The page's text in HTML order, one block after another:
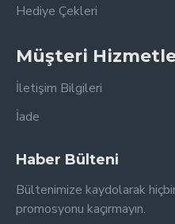
Hediye Çekleri
Müşteri
İletişim Bilgileri
İade
Haber Bülteni
Bültenimize kaydolarak
promosyonu kaçırmayın.